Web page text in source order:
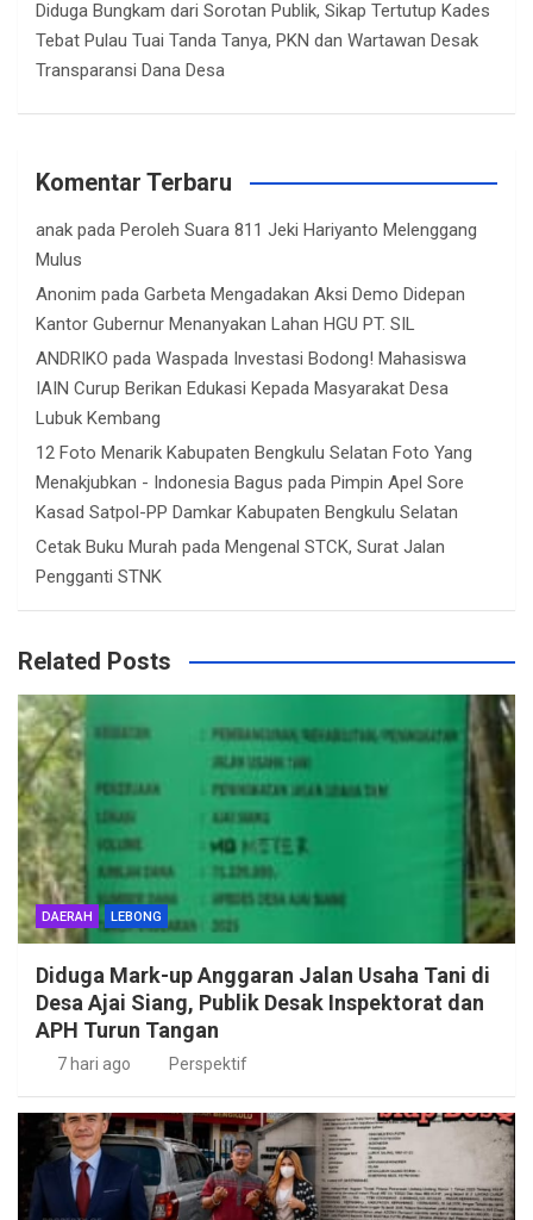
Diduga Bungkam dari Sorotan Publik, Sikap Tertutup Kades
Tebat Pulau Tuai Tanda Tanya, PKN dan Wartawan Desak
Transparansi Dana Desa
Komentar Terbaru
anak pada Peroleh Suara 811 Jeki Hariyanto Melenggang
Mulus
Anonim pada Garbeta Mengadakan Aksi Demo Didepan
Kantor Gubernur Menanyakan Lahan HGU PT. SIL
ANDRIKO pada Waspada Investasi Bodong! Mahasiswa
IAIN Curup Berikan Edukasi Kepada Masyarakat Desa
Lubuk Kembang
12 Foto Menarik Kabupaten Bengkulu Selatan Foto Yang
Menakjubkan - Indonesia Bagus pada Pimpin Apel Sore
Kasad Satpol-PP Damkar Kabupaten Bengkulu Selatan
Cetak Buku Murah pada Mengenal STCK, Surat Jalan
Pengganti STNK
Related Posts
DAERAH LEBONG
Diduga Mark-up Anggaran Jalan Usaha Tani di
Desa Ajai Siang, Publik Desak Inspektorat dan
APH Turun Tangan
7 hari ago Perspektif